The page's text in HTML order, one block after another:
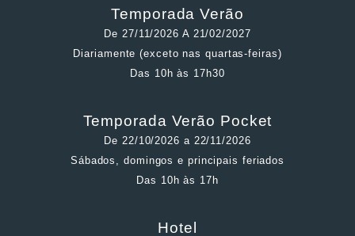
Temporada Verão
De 27/11/2026 A 21/02/2027
Diariamente (exceto nas quartas-feiras)
Das 10h às 17h30
Temporada Verão Pocket
De 22/10/2026 a 22/11/2026
Sábados, domingos e principais feriados
Das 10h às 17h
Hotel